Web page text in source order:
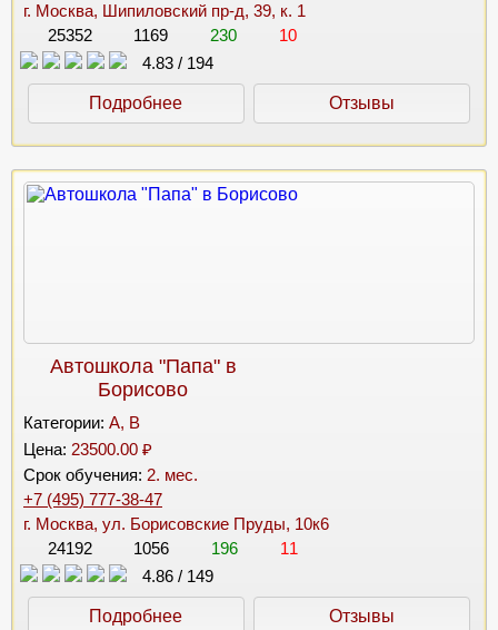
г. Москва, Шипиловский пр-д, 39, к. 1
25352
1169 230
10
4.83 / 194
Подробнее Отзывы
Автошкола "Папа" в
Борисово
Категории: A, B
Цена: 23500.00 ₽
Срок обучения: 2. мес.
+7 (495) 777-38-47
г. Москва, ул. Борисовские Пруды, 10к6
24192
1056 196
11
4.86 / 149
Подробнее Отзывы